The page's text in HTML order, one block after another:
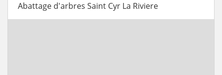
Abattage d'arbres Saint Cyr La Riviere